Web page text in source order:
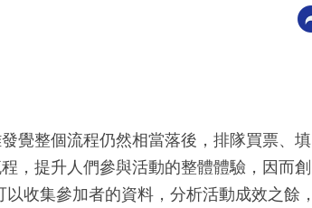
覺整個流程仍然相當落後，排隊買票、填
，提升人們參與活動的整體體驗，因而創
收集參加者的資料，分析活動成效之餘，